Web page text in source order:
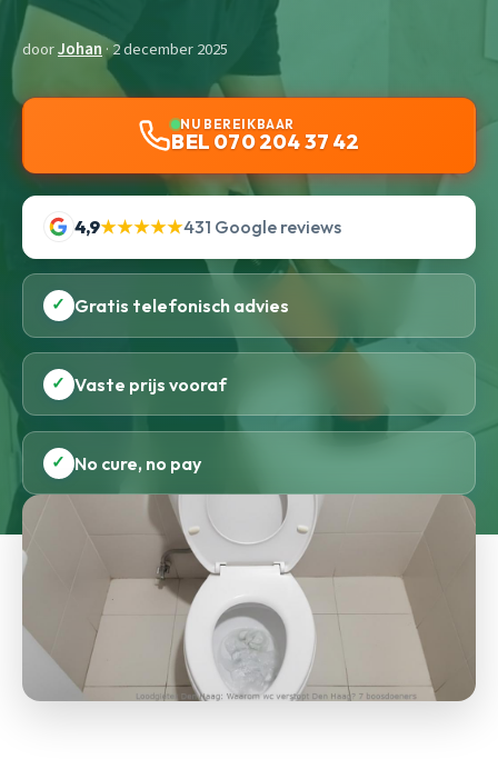
doorJohan· 2 december 2025
NU BEREIKBAAR
BEL 070 204 37 42
4,9★★★★★431 Google reviews
✓ Gratis telefonisch advies
✓ Vaste prijs vooraf
✓ No cure, no pay